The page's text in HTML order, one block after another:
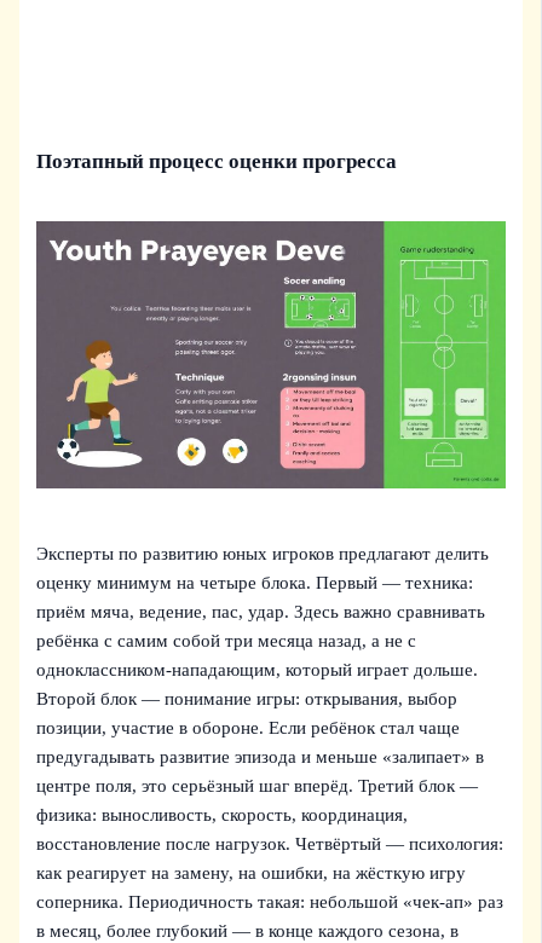
Поэтапный процесс оценки прогресса
Эксперты по развитию юных игроков предлагают делить
оценку минимум на четыре блока. Первый — техника:
приём мяча, ведение, пас, удар. Здесь важно сравнивать
ребёнка с самим собой три месяца назад, а не с
одноклассником‑нападающим, который играет дольше.
Второй блок — понимание игры: открывания, выбор
позиции, участие в обороне. Если ребёнок стал чаще
предугадывать развитие эпизода и меньше «залипает» в
центре поля, это серьёзный шаг вперёд. Третий блок —
физика: выносливость, скорость, координация,
восстановление после нагрузок. Четвёртый — психология:
как реагирует на замену, на ошибки, на жёсткую игру
соперника. Периодичность такая: небольшой «чек‑ап» раз
в месяц, более глубокий — в конце каждого сезона, в